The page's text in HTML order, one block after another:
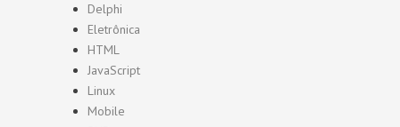
Delphi
Eletrônica
HTML
JavaScript
Linux
Mobile